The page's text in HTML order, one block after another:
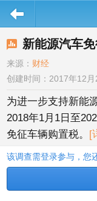
新能源汽车
来源： 财经
创建时间：2017年12月
为进一步支持新能
2018年1月1日至
免征车辆购置税。 [
该调查需登录参与，您